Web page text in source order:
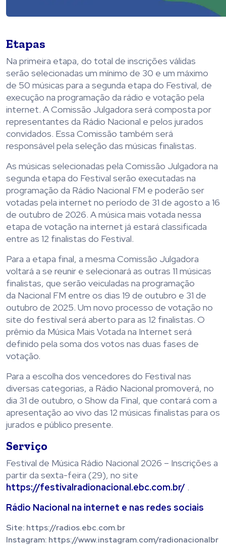
Etapas
Na primeira etapa, do total de inscrições válidas
serão selecionadas um mínimo de 30 e um máximo
de 50 músicas para a segunda etapa do Festival, de
execução na programação da rádio e votação pela
internet. A Comissão Julgadora será composta por
representantes da Rádio Nacional e pelos jurados
convidados. Essa Comissão também será
responsável pela seleção das músicas finalistas.
As músicas selecionadas pela Comissão Julgadora na
segunda etapa do Festival serão executadas na
programação da Rádio Nacional FM e poderão ser
votadas pela internet no período de 31 de agosto a 16
de outubro de 2026. A música mais votada nessa
etapa de votação na internet já estará classificada
entre as 12 finalistas do Festival.
Para a etapa final, a mesma Comissão Julgadora
voltará a se reunir e selecionará as outras 11 músicas
finalistas, que serão veiculadas na programação
da Nacional FM entre os dias 19 de outubro e 31 de
outubro de 2025. Um novo processo de votação no
site do festival será aberto para as 12 finalistas. O
prêmio da Música Mais Votada na Internet será
definido pela soma dos votos nas duas fases de
votação.
Para a escolha dos vencedores do Festival nas
diversas categorias, a Rádio Nacional promoverá, no
dia 31 de outubro, o Show da Final, que contará com a
apresentação ao vivo das 12 músicas finalistas para os
jurados e público presente.
Serviço
Festival de Música Rádio Nacional 2026 – Inscrições a
partir da sexta-feira (29), no site
https://festivalradionacional.ebc.com.br/ .
Rádio Nacional na internet e nas redes sociais
Site: https://radios.ebc.com.br
Instagram: https://www.instagram.com/radionacionalbr